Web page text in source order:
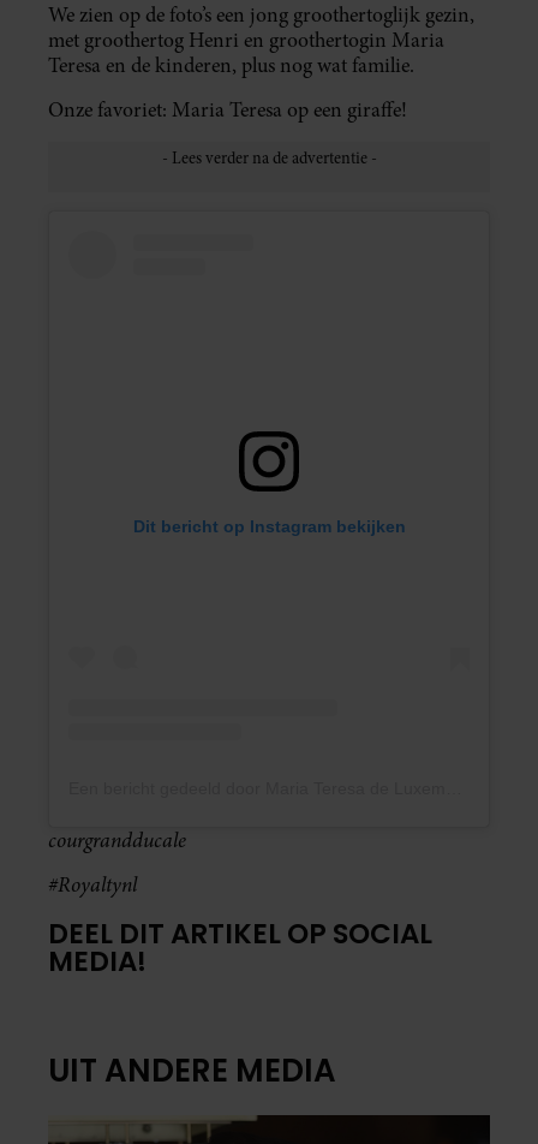
We zien op de foto’s een jong groothertoglijk gezin,
met groothertog Henri en groothertogin Maria
Teresa en de kinderen, plus nog wat familie.
Onze favoriet: Maria Teresa op een giraffe!
Dit bericht op Instagram bekijken
courgrandducale
#Royaltynl
DEEL DIT ARTIKEL OP SOCIAL
MEDIA!
UIT ANDERE MEDIA